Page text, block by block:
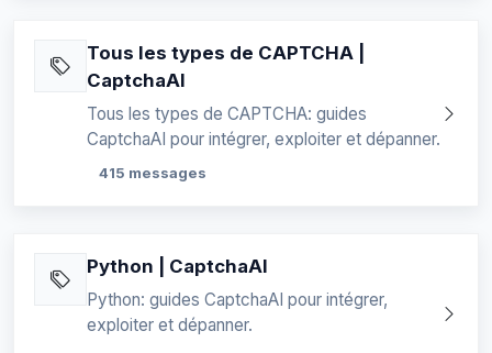
Tous les types de CAPTCHA |
CaptchaAI
Tous les types de CAPTCHA: guides
CaptchaAI pour intégrer, exploiter et dépanner.
415 messages
Python | CaptchaAI
Python: guides CaptchaAI pour intégrer,
exploiter et dépanner.